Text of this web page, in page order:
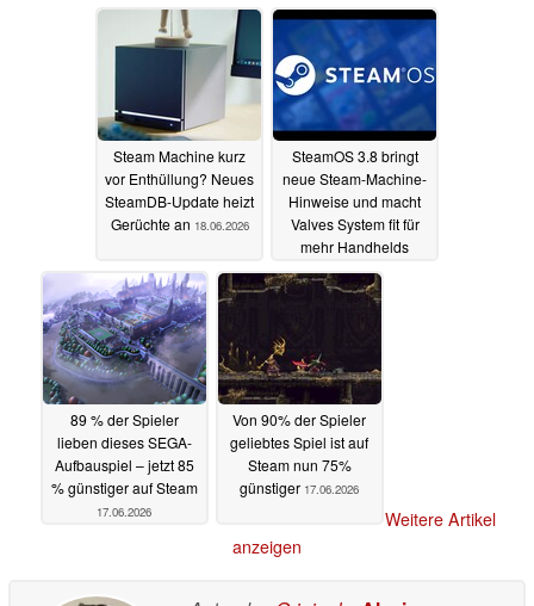
Steam Machine kurz
vor Enthüllung? Neues
SteamDB-Update heizt
Gerüchte an 18.06.2026
SteamOS 3.8 bringt
neue Steam-Machine-
Hinweise und macht
Valves System fit für
mehr Handhelds
18.06.2026
89 % der Spieler
lieben dieses SEGA-
Aufbauspiel – jetzt 85
% günstiger auf Steam
17.06.2026
Von 90% der Spieler
geliebtes Spiel ist auf
Steam nun 75%
günstiger 17.06.2026
Weitere Artikel
anzeigen